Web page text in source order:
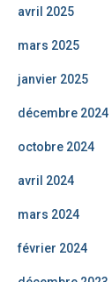
avril 2025
mars 2025
janvier 2025
décembre 2024
octobre 2024
avril 2024
mars 2024
février 2024